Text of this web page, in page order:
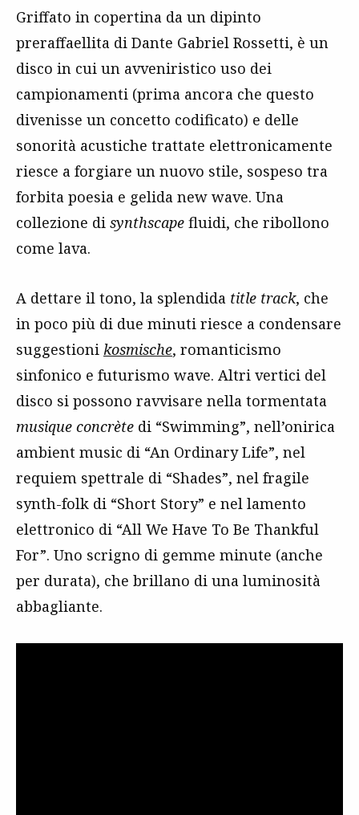
Griffato in copertina da un dipinto
preraffaellita di Dante Gabriel Rossetti, è un
disco in cui un avveniristico uso dei
campionamenti (prima ancora che questo
divenisse un concetto codificato) e delle
sonorità acustiche trattate elettronicamente
riesce a forgiare un nuovo stile, sospeso tra
forbita poesia e gelida new wave. Una
collezione di synthscape fluidi, che ribollono
come lava.
A dettare il tono, la splendida title track, che
in poco più di due minuti riesce a condensare
suggestioni kosmische, romanticismo
sinfonico e futurismo wave. Altri vertici del
disco si possono ravvisare nella tormentata
musique concrète di “Swimming”, nell’onirica
ambient music di “An Ordinary Life”, nel
requiem spettrale di “Shades”, nel fragile
synth-folk di “Short Story” e nel lamento
elettronico di “All We Have To Be Thankful
For”. Uno scrigno di gemme minute (anche
per durata), che brillano di una luminosità
abbagliante.